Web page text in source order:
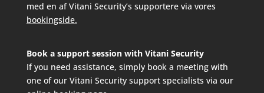
med en af Vitani Security’s supportere via vores
bookingside.
Book a support session with Vitani Security
If you need assistance, simply book a meeting with
one of our Vitani Security support specialists via our